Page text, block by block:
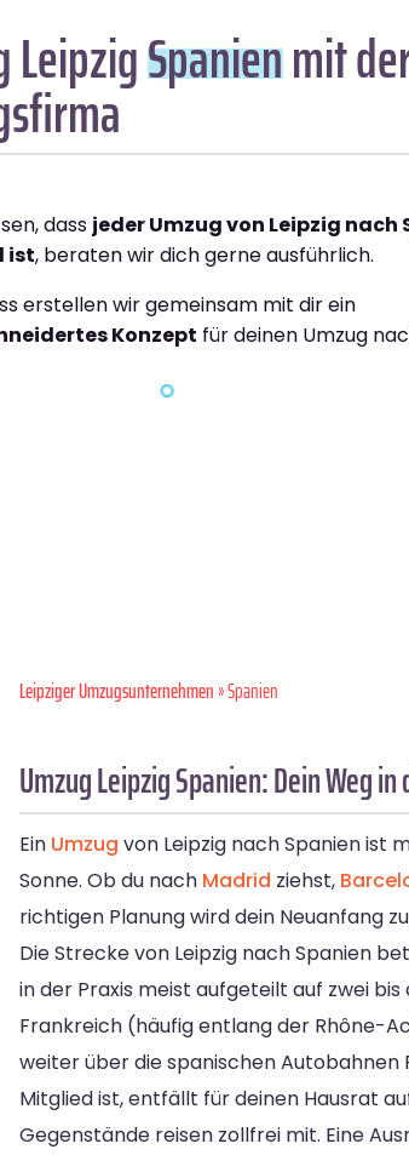
LeipzigSpanienmit
dass jeder Umzug von Leipzig nach
ist, beraten wir dich gerne ausführlich.
erstellen wir gemeinsam mit dir ein
Konzept für deinen Umzug
Leipziger Umzugsunternehmen» Spanien
Umzug Leipzig Spanien: Dein Weg
Ein Umzug von Leipzig nach Spanien ist
Sonne. Ob du nach Madrid ziehst,
richtigen Planung wird dein Neuanfang
Die Strecke von Leipzig nach Spanien
in der Praxis meist aufgeteilt auf zwei
Frankreich (häufig entlang der Rhône-
weiter über die spanischen Autobahnen
Mitglied ist, entfällt für deinen Hausrat
Gegenstände reisen zollfrei mit. Eine